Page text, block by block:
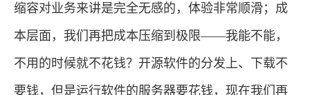
缩容对业务来讲是完全无感的，体验非常顺滑；成
本层面，我们再把成本压缩到极限——我能不能，
不用的时候就不花钱？开源软件的分发上、下载不
要钱，但是运行软件的服务器要花钱，现在我们再